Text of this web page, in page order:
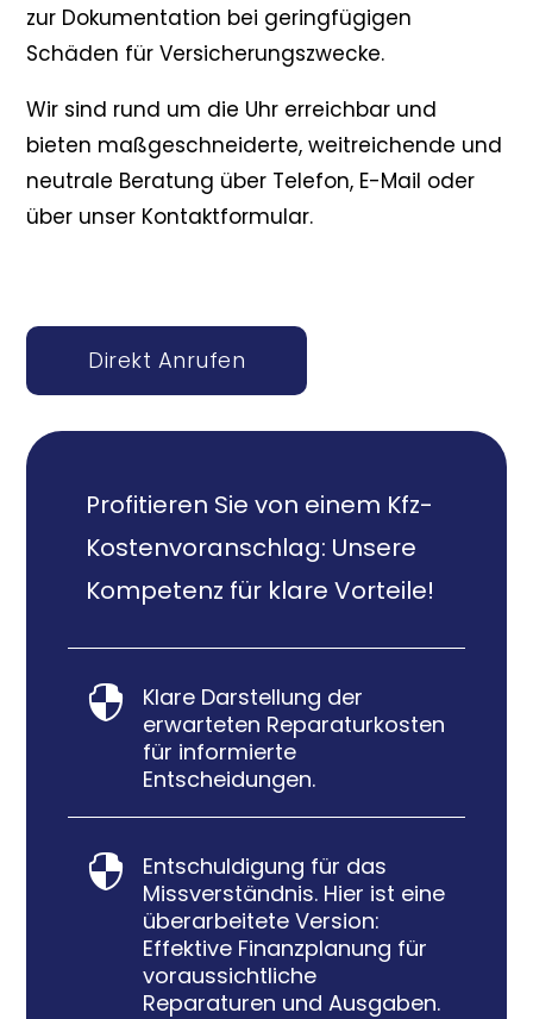
zur Dokumentation bei geringfügigen
Schäden für Versicherungszwecke.
Wir sind rund um die Uhr erreichbar und
bieten maßgeschneiderte, weitreichende und
neutrale Beratung über Telefon, E-Mail oder
über unser Kontaktformular.
Direkt Anrufen
Profitieren Sie von einem Kfz-
Kostenvoranschlag: Unsere
Kompetenz für klare Vorteile!

Klare Darstellung der
erwarteten Reparaturkosten
für informierte
Entscheidungen.

Entschuldigung für das
Missverständnis. Hier ist eine
überarbeitete Version:
Effektive Finanzplanung für
voraussichtliche
Reparaturen und Ausgaben.